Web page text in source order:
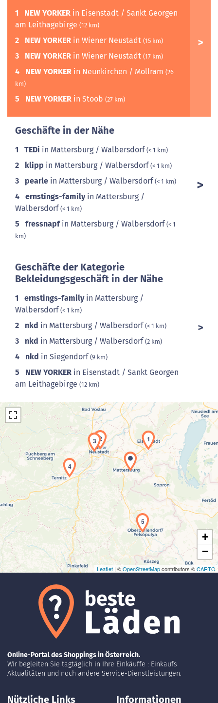
1 NEW YORKER in Eisenstadt / Sankt Georgen
am Leithagebirge (12 km)
2 NEW YORKER in Wiener Neustadt (15 km)
3 NEW YORKER in Wiener Neustadt (17 km)
4 NEW YORKER in Neunkirchen / Mollram (26
km)
5 NEW YORKER in Stoob (27 km)
Geschäfte in der Nähe
1 TEDi in Mattersburg / Walbersdorf(< 1 km)
2 klipp in Mattersburg / Walbersdorf(< 1 km)
3 pearle in Mattersburg / Walbersdorf(< 1 km)
4 ernstings-familyin Mattersburg /
Walbersdorf(< 1 km)
5 fressnapfin Mattersburg / Walbersdorf(< 1
km)
Geschäfte der Kategorie
Bekleidungsgeschäft in der Nähe
1 ernstings-familyin Mattersburg /
Walbersdorf(< 1 km)
2 nkd in Mattersburg / Walbersdorf(< 1 km)
3 nkd in Mattersburg / Walbersdorf(2 km)
4 nkd in Siegendorf(9 km)
5 NEW YORKER in Eisenstadt / Sankt Georgen
am Leithagebirge (12 km)
Laden der Karte...
1
2
3
4
5
+
−
Leaflet | ©OpenStreetMapcontributors ©CARTO
Online-Portal des Shoppings in Österreich.
Wir begleiten Sie tagtäglich in Ihre Einkäuffe : Einkaufs
Aktualitäten und noch andere Service-Dienstleistungen.
Nützliche Links Informationen